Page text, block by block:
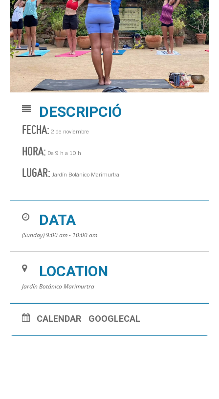
DESCRIPCIÓ
FECHA: 2 de noviembre
HORA: De 9 h a 10 h
LUGAR: Jardín Botánico Marimurtra
DATA
(Sunday) 9:00 am - 10:00 am
LOCATION
Jardín Botánico Marimurtra
CALENDAR GOOGLECAL